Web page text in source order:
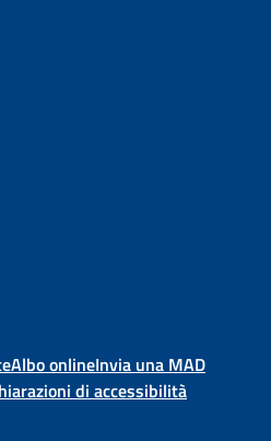
Albo onlineInvia una MAD
di accessibilità